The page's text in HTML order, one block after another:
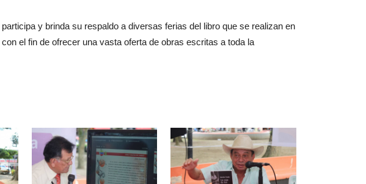
y brinda su respaldo a diversas ferias del libro que se realizan en
el fin de ofrecer una vasta oferta de obras escritas a toda la